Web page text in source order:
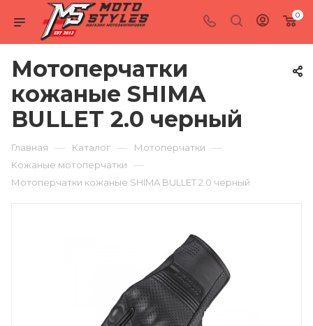
0
Мотоперчатки
кожаные SHIMA
BULLET 2.0 черный
Главная — Каталог — Мотоперчатки —
Кожаные мотоперчатки —
Мотоперчатки кожаные SHIMA BULLET 2.0 черный